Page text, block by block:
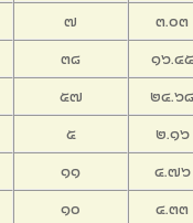
๗
๓.๐๓
๓๘
๑๖.๔๕
๕๗
๒๔.๖
๕
๒.๑๖
๑๑
๔.๗๖
๑๐
๔.๓๓